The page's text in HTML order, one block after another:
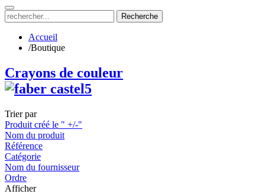
Recherche
Accueil
/Boutique
Crayons de couleur
Trier par
Produit créé le " +/-"
Nom du produit
Référence
Catégorie
Nom du fournisseur
Ordre
Afficher